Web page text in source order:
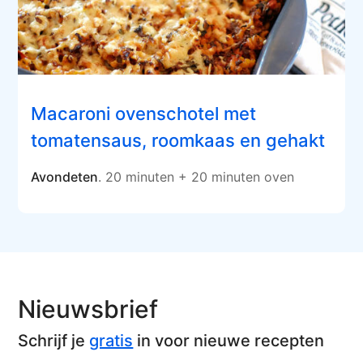
Macaroni ovenschotel met
tomatensaus, roomkaas en gehakt
Avondeten. 20 minuten + 20 minuten oven
Nieuwsbrief
Schrijf je gratis in voor nieuwe recepten